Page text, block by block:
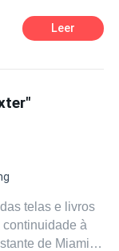
que
matar, voltar
mudaria
Leer
telas e livros
à
de Miami e